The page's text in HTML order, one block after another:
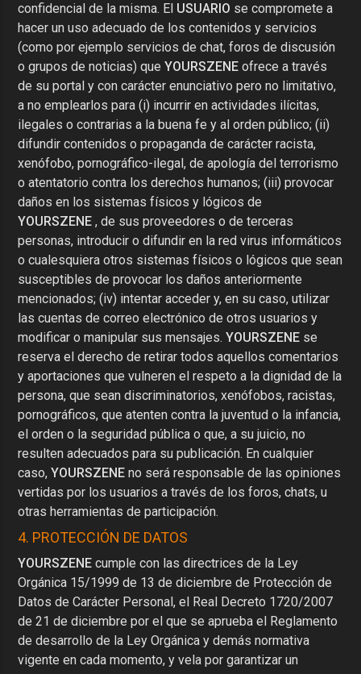
confidencial de la misma. El USUARIO se compromete a
hacer un uso adecuado de los contenidos y servicios
(como por ejemplo servicios de chat, foros de discusión
o grupos de noticias) queYOURSZENE ofrece a través
de su portal y con carácter enunciativo pero no limitativo,
a no emplearlos para (i) incurrir en actividades ilícitas,
ilegales o contrarias a la buena fe y al orden público; (ii)
difundir contenidos o propaganda de carácter racista,
xenófobo, pornográfico-ilegal, de apología del terrorismo
o atentatorio contra los derechos humanos; (iii) provocar
daños en los sistemas físicos y lógicos de
YOURSZENE , de sus proveedores o de terceras
personas, introducir o difundir en la red virus informáticos
o cualesquiera otros sistemas físicos o lógicos que sean
susceptibles de provocar los daños anteriormente
mencionados; (iv) intentar acceder y, en su caso, utilizar
las cuentas de correo electrónico de otros usuarios y
modificar o manipular sus mensajes.YOURSZENE se
reserva el derecho de retirar todos aquellos comentarios
y aportaciones que vulneren el respeto a la dignidad de la
persona, que sean discriminatorios, xenófobos, racistas,
pornográficos, que atenten contra la juventud o la infancia,
el orden o la seguridad pública o que, a su juicio, no
resulten adecuados para su publicación. En cualquier
caso,YOURSZENE no será responsable de las opiniones
vertidas por los usuarios a través de los foros, chats, u
otras herramientas de participación.
4. PROTECCIÓN DE DATOS
YOURSZENE cumple con las directrices de la Ley
Orgánica 15/1999 de 13 de diciembre de Protección de
Datos de Carácter Personal, el Real Decreto 1720/2007
de 21 de diciembre por el que se aprueba el Reglamento
de desarrollo de la Ley Orgánica y demás normativa
vigente en cada momento, y vela por garantizar un